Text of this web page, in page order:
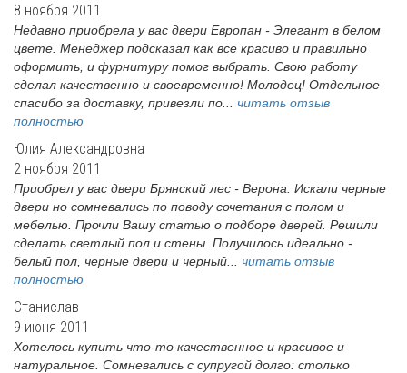
8 ноября 2011
Недавно приобрела у вас двери Европан - Элегант в белом
цвете. Менеджер подсказал как все красиво и правильно
оформить, и фурнитуру помог выбрать. Свою работу
сделал качественно и своевременно! Молодец! Отдельное
спасибо за доставку, привезли по... читать отзыв
полностью
Юлия Александровна
2 ноября 2011
Приобрел у вас двери Брянский лес - Верона. Искали черные
двери но сомневались по поводу сочетания с полом и
мебелью. Прочли Вашу статью о подборе дверей. Решили
сделать светлый пол и стены. Получилось идеально -
белый пол, черные двери и черный... читать отзыв
полностью
Станислав
9 июня 2011
Хотелось купить что-то качественное и красивое и
натуральное. Сомневались с супругой долго: столько